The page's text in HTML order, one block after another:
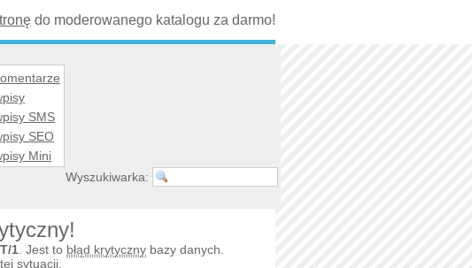
do moderowanego katalogu za darmo!
SMS
SEO
Mini
Wyszukiwarka:
1 . Jest to błąd krytyczny bazy danych.
sytuacji.